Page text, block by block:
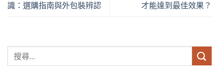
識：選購指南與外包裝辨認
才能達到最佳效果？